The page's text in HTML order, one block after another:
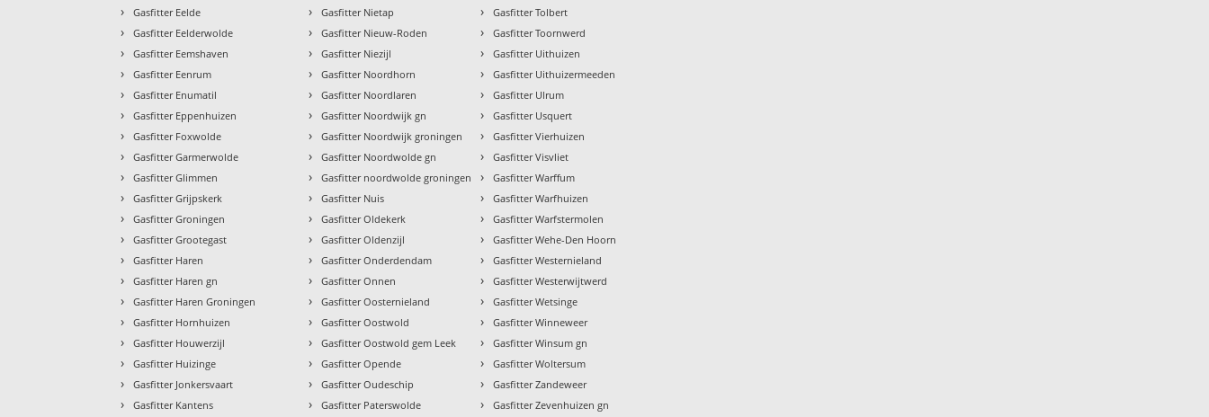
› Gasfitter Eelde
› Gasfitter Eelderwolde
› Gasfitter Eemshaven
› Gasfitter Eenrum
› Gasfitter Enumatil
› Gasfitter Eppenhuizen
› Gasfitter Foxwolde
› Gasfitter Garmerwolde
› Gasfitter Glimmen
› Gasfitter Grijpskerk
› Gasfitter Groningen
› Gasfitter Grootegast
› Gasfitter Haren
› Gasfitter Haren gn
› Gasfitter Haren Groningen
› Gasfitter Hornhuizen
› Gasfitter Houwerzijl
› Gasfitter Huizinge
› Gasfitter Jonkersvaart
› Gasfitter Kantens
› Gasfitter Nietap
› Gasfitter Nieuw-Roden
› Gasfitter Niezijl
› Gasfitter Noordhorn
› Gasfitter Noordlaren
› Gasfitter Noordwijk gn
› Gasfitter Noordwijk groningen
› Gasfitter Noordwolde gn
› Gasfitter noordwolde groningen
› Gasfitter Nuis
› Gasfitter Oldekerk
› Gasfitter Oldenzijl
› Gasfitter Onderdendam
› Gasfitter Onnen
› Gasfitter Oosternieland
› Gasfitter Oostwold
› Gasfitter Oostwold gem Leek
› Gasfitter Opende
› Gasfitter Oudeschip
› Gasfitter Paterswolde
› Gasfitter Tolbert
› Gasfitter Toornwerd
› Gasfitter Uithuizen
› Gasfitter Uithuizermeeden
› Gasfitter Ulrum
› Gasfitter Usquert
› Gasfitter Vierhuizen
› Gasfitter Visvliet
› Gasfitter Warffum
› Gasfitter Warfhuizen
› Gasfitter Warfstermolen
› Gasfitter Wehe-Den Hoorn
› Gasfitter Westernieland
› Gasfitter Westerwijtwerd
› Gasfitter Wetsinge
› Gasfitter Winneweer
› Gasfitter Winsum gn
› Gasfitter Woltersum
› Gasfitter Zandeweer
› Gasfitter Zevenhuizen gn